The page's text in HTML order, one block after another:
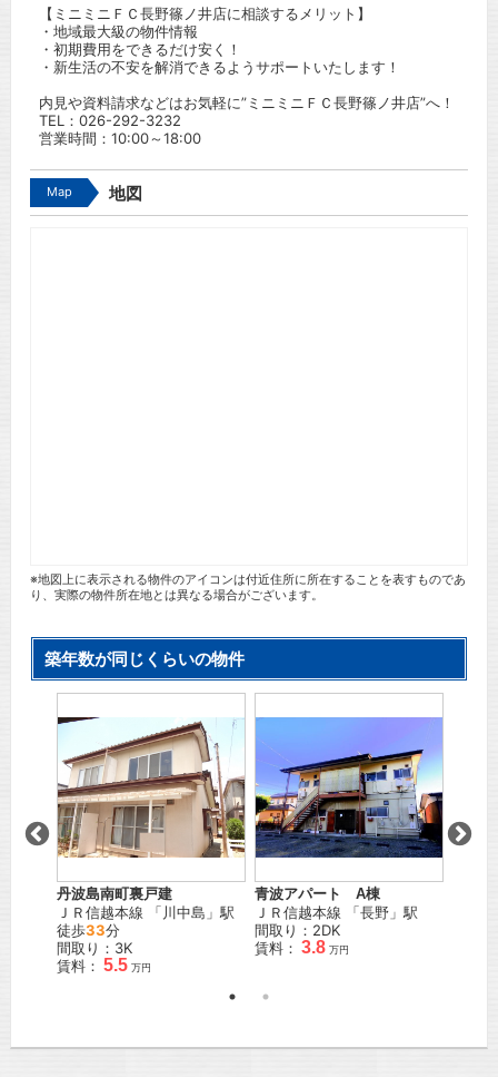
【ミニミニＦＣ長野篠ノ井店に相談するメリット】
・地域最大級の物件情報
・初期費用をできるだけ安く！
・新生活の不安を解消できるようサポートいたします！
内見や資料請求などはお気軽に”ミニミニＦＣ長野篠ノ井店”へ！
TEL： 026-292-3232
営業時間：10:00～18:00
Map 地図
※地図上に表示される物件のアイコンは付近住所に所在することを表すものであ
り、実際の物件所在地とは異なる場合がございます。
築年数が同じくらいの物件
丹波島南町裏戸建
ＪＲ信越本線 「川中島 」駅
徒歩33分
間取り：3K
賃料： 5.5 万円
青波アパート A棟
ＪＲ信越本線 「長野 」駅
間取り：2DK
賃料： 3.8 万円